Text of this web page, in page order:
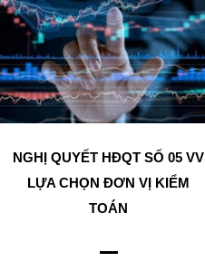
NGHỊ QUYẾT HĐQT SỐ 05 VV
LỰA CHỌN ĐƠN VỊ KIỂM
TOÁN